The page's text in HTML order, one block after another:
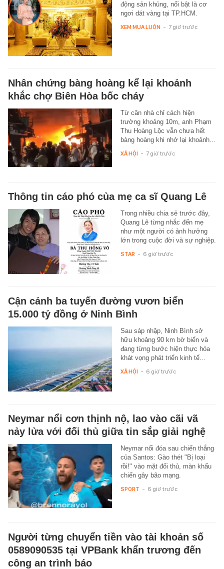
động sản khủng, nổi bật là cơ
ngơi dát vàng tại TP.HCM.
XEM MUA LUÔN - 7 giờ trước
Nhân chứng bàng hoàng kể lại khoảnh
khắc chợ Biên Hòa bốc cháy
Từ căn nhà chỉ cách hiện
trường khoảng 10m, anh Phạm
Thu Hoàng Lộc vẫn chưa hết
bàng hoàng khi nhớ lại khoảnh…
XÃ HỘI - 7 giờ trước
Thông tin cáo phó của mẹ ca sĩ Quang Lê
Trong nhiều chia sẻ trước đây,
Quang Lê từng nhắc đến mẹ
như một người có ảnh hưởng
lớn trong cuộc đời và sự nghiệp.
STAR - 6 giờ trước
Cận cảnh ba tuyến đường vươn biển
15.000 tỷ đồng ở Ninh Bình
Sau sáp nhập, Ninh Bình sở
hữu khoảng 90 km bờ biển và
đang từng bước hiện thực hóa
khát vọng phát triển kinh tế…
XÃ HỘI - 6 giờ trước
Neymar nổi cơn thịnh nộ, lao vào cãi vã
nảy lửa với đối thủ giữa tin sắp giải nghệ
Neymar nổi đóa sau chiến thắng
của Santos: Gào thét "Bị loại
rồi!" vào mặt đối thủ, màn khẩu
chiến gây bão mạng.
SPORT - 6 giờ trước
Người từng chuyển tiền vào tài khoản số
0589090535 tại VPBank khẩn trương đến
công an trình báo